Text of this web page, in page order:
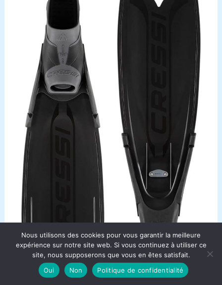
Nous utilisons des cookies pour vous garantir la meilleure
expérience sur notre site web. Si vous continuez à utiliser ce
site, nous supposerons que vous en êtes satisfait.
Oui
Non Politique de confidentialité